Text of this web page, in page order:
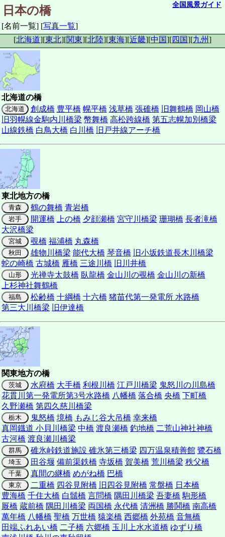
全国風景ガイド
日本の橋
[名前一覧] [写真一覧]
[北海道][東北][関東][北陸][東海][近畿][中国][四国][九州]
北海道の橋
北海道 創成橋 豊平橋 幌平橋 浅草橋 張碓橋 旧舞鶴橋 岡山橋
旧羽幌線金駒内川橋梁 幣舞橋 高松跨線橋 第五志幌加別橋梁
山線鉄橋 白鳥大橋 白川橋 旧戸井線アーチ橋
東北地方の橋
青森 鶴の舞橋 青岩橋
岩手 開運橋 上の橋 夕顔瀬橋 宮守川橋梁 珊瑚橋 長者滝橋
大沢橋梁
宮城 覗橋 福浦橋 丸森橋
秋田 雄物川橋梁 能代大橋 琴音橋
旧小坂鉄道長木川橋梁
蛇の崎橋 古城橋 雁橋 三途川橋 旧川井橋
山形 光禅寺太鼓橋 臥龍橋 金山川の覗橋 金山川の新橋
上杉神社舞鶴橋
福島 松齢橋 十綱橋 十六橋 猪苗代第一発電所 水路橋
第三大川橋梁
旧伊達橋
関東地方の橋
茨城 水府橋 大手橋 利根川橋 江戸川橋梁 鬼怒川の川島橋
花貫川第一発電所第3号水路橋 八幡橋 落合橋 央橋 下町橋
久野瀬橋 第四久慈川橋梁
栃木 鬼怒橋 境橋 もみじ谷大吊橋 幸来橋
真岡鐡道 小貝川橋梁 中橋 渡良瀬橋 釣地橋 二荒山神社神橋
古河橋 渡良瀬川橋梁
群馬 碓氷峠鉄道施設 碓氷第三橋梁 四万温泉積善館 鷺石橋
埼玉 田谷堰 備前渠鉄橋 寺坂橋 賀美橋 荒川橋梁 秩父橋
千葉 真間の継橋 めがね橋 巴橋
東京 二重橋 四谷見附橋 旧四谷見附橋 常盤橋 日本橋
豊海橋 千住大橋 白鬚橋 言問橋 隅田川橋梁 吾妻橋 駒形橋
厩橋 蔵前橋 隅田川橋梁 両国橋 永代橋 清洲橋 勝鬨橋 南高橋
萬年橋 八幡橋 聖橋 万世橋 猿楽橋 西郷橋 外苑橋 音無橋
田端ふれあい橋 二子橋 六郷橋 玉川上水水道橋 ゆずり橋